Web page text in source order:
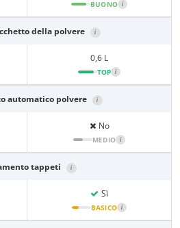
BUONO i
della polvere i
0,6 L
TOP i
automatico polvere i
No
MEDIO i
tappeti i
Sì
BASICO i